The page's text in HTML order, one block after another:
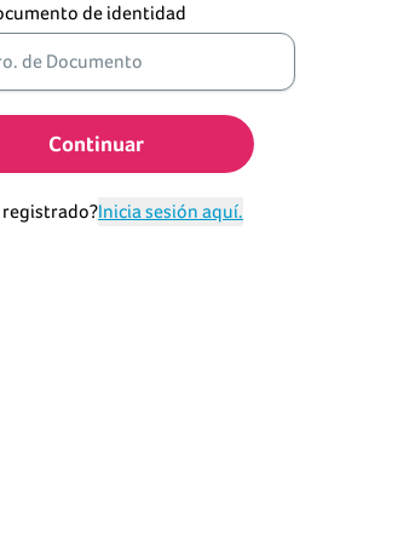
de identidad
Continuar
registrado?Inicia sesión aquí.